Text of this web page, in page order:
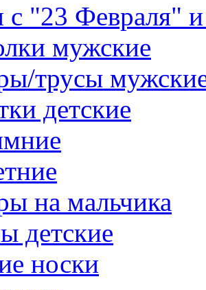
с "23 Февраля"
мужские
трусы
детские
на мальчика
детские
носки